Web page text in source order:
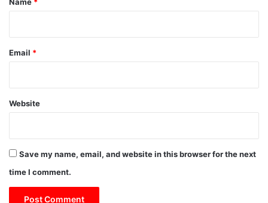
Email *
Website
Save my name, email, and website in this browser for the next
time I comment.